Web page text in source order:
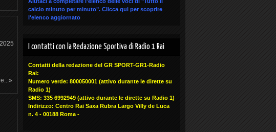
calcio minuto per minuto".Clicca qui per scoprire
l'elenco aggiornato
I contatti con la Redazione Sportiva di Radio 1 Rai
Contatti della redazione del GR SPORT-GR1-Radio
Rai:
Numero verde: 800050001 (attivo durante le dirette su
Radio 1)
SMS: 335 6992949(attivo durante le dirette su Radio 1)
Indirizzo: Centro Rai Saxa Rubra Largo Villy de Luca
n. 4 - 00188 Roma -